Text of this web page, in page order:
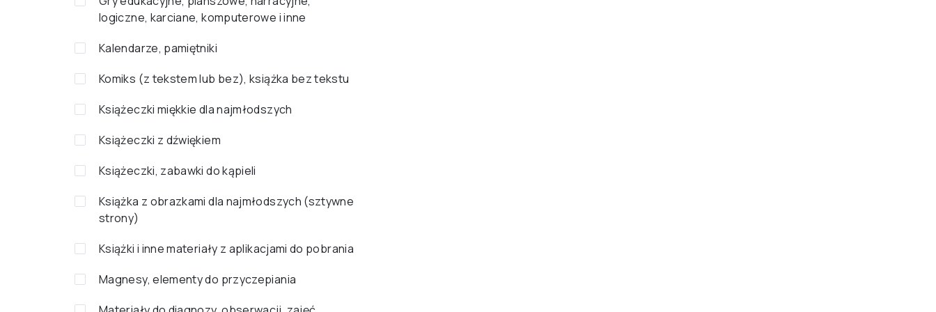
logiczne, karciane, komputerowe i inne
Kalendarze, pamiętniki
Komiks (z tekstem lub bez), książka bez tekstu
Książeczki miękkie dla najmłodszych
Książeczki z dźwiękiem
Książeczki, zabawki do kąpieli
Książka z obrazkami dla najmłodszych (sztywne
strony)
Książki i inne materiały z aplikacjami do pobrania
Magnesy, elementy do przyczepiania